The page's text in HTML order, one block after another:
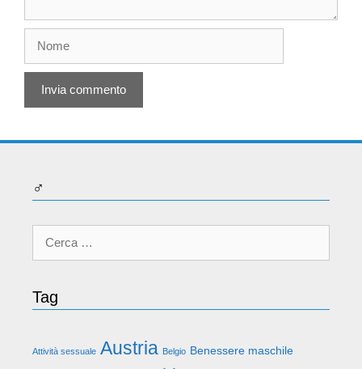
♂
Ricerca
Tag
Attività sessuale Austria Belgio Benessere maschile